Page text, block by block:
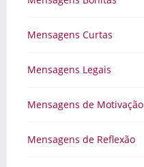
Mensagens Curtas
Mensagens Legais
Mensagens de Motivação
Mensagens de Reflexão